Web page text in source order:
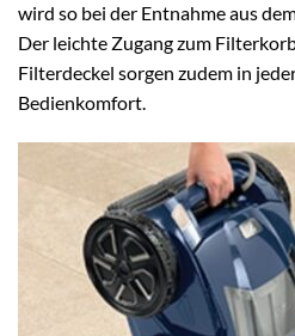
wird so bei der Entnahme aus
Der leichte Zugang zum
Filterdeckel sorgen zudem in
Bedienkomfort.